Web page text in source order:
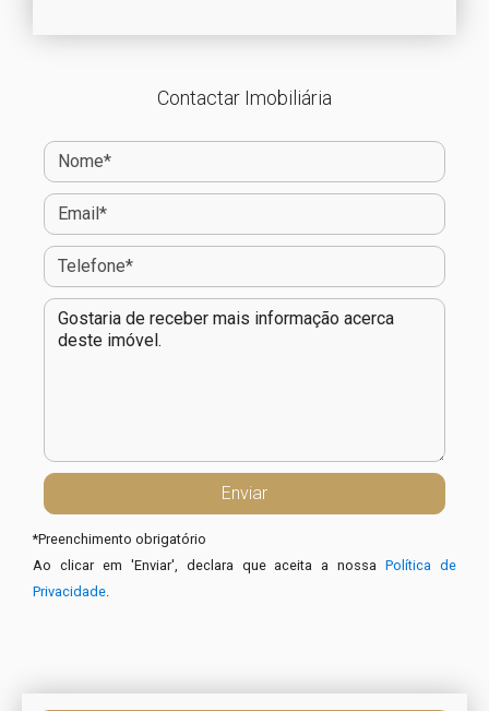
Contactar Imobiliária
*Preenchimento obrigatório
Ao clicar em 'Enviar', declara que aceita a nossaPolítica de
Privacidade